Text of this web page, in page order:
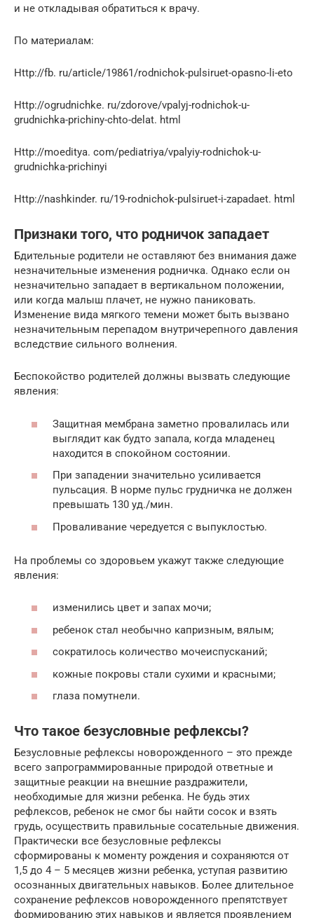
и не откладывая обратиться к врачу.
По материалам:
Http://fb. ru/article/19861/rodnichok-pulsiruet-opasno-li-eto
Http://ogrudnichke. ru/zdorove/vpalyj-rodnichok-u-
grudnichka-prichiny-chto-delat. html
Http://moeditya. com/pediatriya/vpalyiy-rodnichok-u-
grudnichka-prichinyi
Http://nashkinder. ru/19-rodnichok-pulsiruet-i-zapadaet. html
Признаки того, что родничок западает
Бдительные родители не оставляют без внимания даже
незначительные изменения родничка. Однако если он
незначительно западает в вертикальном положении,
или когда малыш плачет, не нужно паниковать.
Изменение вида мягкого темени может быть вызвано
незначительным перепадом внутричерепного давления
вследствие сильного волнения.
Беспокойство родителей должны вызвать следующие
явления:
Защитная мембрана заметно провалилась или
выглядит как будто запала, когда младенец
находится в спокойном состоянии.
При западении значительно усиливается
пульсация. В норме пульс грудничка не должен
превышать 130 уд./мин.
Проваливание чередуется с выпуклостью.
На проблемы со здоровьем укажут также следующие
явления:
изменились цвет и запах мочи;
ребенок стал необычно капризным, вялым;
сократилось количество мочеиспусканий;
кожные покровы стали сухими и красными;
глаза помутнели.
Что такое безусловные рефлексы?
Безусловные рефлексы новорожденного – это прежде
всего запрограммированные природой ответные и
защитные реакции на внешние раздражители,
необходимые для жизни ребенка. Не будь этих
рефлексов, ребенок не смог бы найти сосок и взять
грудь, осуществить правильные сосательные движения.
Практически все безусловные рефлексы
сформированы к моменту рождения и сохраняются от
1,5 до 4 – 5 месяцев жизни ребенка, уступая развитию
осознанных двигательных навыков. Более длительное
сохранение рефлексов новорожденного препятствует
формированию этих навыков и является проявлением